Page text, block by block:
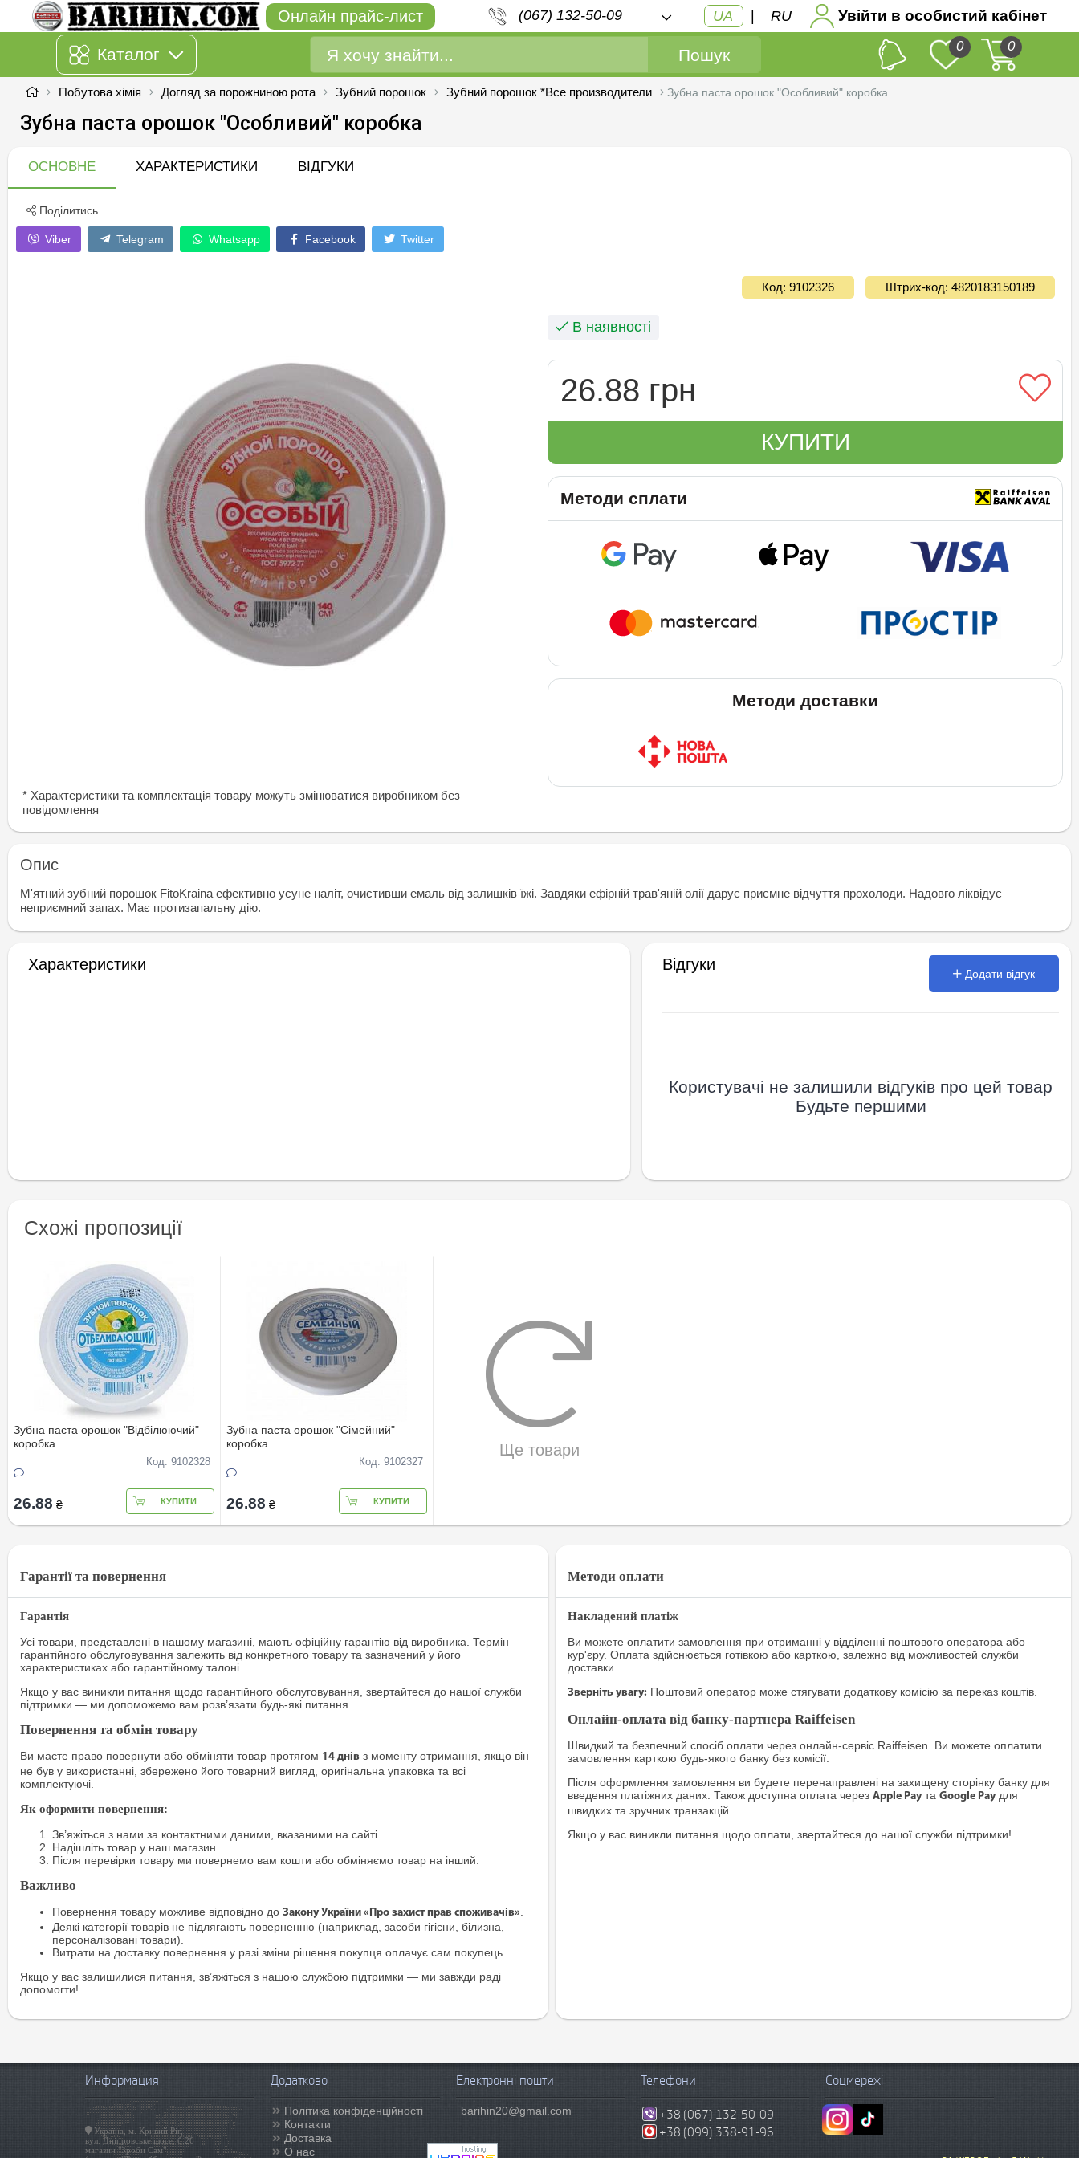
Онлайн прайс-лист (067) 132-50-09 UA | RU Увійти в особистий кабінет
Каталог Пошук 0 0
Побутова хімія Догляд за порожниною рота Зубний порошок Зубний порошок *Все производители Зубна паста орошок "Особливий" коробка
Зубна паста орошок "Особливий" коробка
ОСНОВНЕ ХАРАКТЕРИСТИКИ ВІДГУКИ
Поділитись
Viber Telegram Whatsapp Facebook Twitter
* Характеристики та комплектація товару можуть змінюватися виробником без
повідомлення
Код: 9102326 Штрих-код: 4820183150189
В наявності
26.88 грн
КУПИТИ
Методи сплати
Методи доставки
Опис
М'ятний зубний порошок FitoKraina ефективно усуне наліт, очистивши емаль від залишків їжі. Завдяки ефірній трав'яній олії дарує приємне відчуття прохолоди. Надовго ліквідує
неприємний запах. Має протизапальну дію.
Характеристики Відгуки
Додати відгук
Користувачі не залишили відгуків про цей товар
Будьте першими
Схожі пропозиції
Зубна паста орошок "Відбілюючий"
коробка
Код: 9102328
26.88 ₴ КУПИТИ
Зубна паста орошок "Сімейний"
коробка
Код: 9102327
26.88 ₴ КУПИТИ
Ще товари
Гарантії та повернення
Гарантія
Усі товари, представлені в нашому магазині, мають офіційну гарантію від виробника. Термін
гарантійного обслуговування залежить від конкретного товару та зазначений у його
характеристиках або гарантійному талоні.
Якщо у вас виникли питання щодо гарантійного обслуговування, звертайтеся до нашої служби
підтримки — ми допоможемо вам розв’язати будь-які питання.
Повернення та обмін товару
Ви маєте право повернути або обміняти товар протягом 14 днів з моменту отримання, якщо він
не був у використанні, збережено його товарний вигляд, оригінальна упаковка та всі
комплектуючі.
Як оформити повернення:
Зв’яжіться з нами за контактними даними, вказаними на сайті.
Надішліть товар у наш магазин.
Після перевірки товару ми повернемо вам кошти або обміняємо товар на інший.
Важливо
Повернення товару можливе відповідно до Закону України «Про захист прав споживачів»
Деякі категорії товарів не підлягають поверненню (наприклад, засоби гігієни, білизна,
персоналізовані товари).
Витрати на доставку повернення у разі зміни рішення покупця оплачує сам покупець.
Якщо у вас залишилися питання, зв’яжіться з нашою службою підтримки — ми завжди раді
допомогти!
Методи оплати
Накладений платіж
Ви можете оплатити замовлення при отриманні у відділенні поштового оператора або
кур'єру. Оплата здійснюється готівкою або карткою, залежно від можливостей служби
доставки.
Зверніть увагу: Поштовий оператор може стягувати додаткову комісію за переказ коштів.
Онлайн-оплата від банку-партнера Raiffeisen
Швидкий та безпечний спосіб оплати через онлайн-сервіс Raiffeisen. Ви можете оплатити
замовлення карткою будь-якого банку без комісії.
Після оформлення замовлення ви будете перенаправлені на захищену сторінку банку для
введення платіжних даних. Також доступна оплата черезApple Pay таGoogle Pay для
швидких та зручних транзакцій.
Якщо у вас виникли питання щодо оплати, звертайтеся до нашої служби підтримки!
Информация
Україна, м. Кривий Ріг,
вул. Дніпровське шосе, б.26
магазин "Зроби Сам"
Додатково
Політика конфіденційності
Контакти
Доставка
О нас
Електронні пошти
barihin20@gmail.com
Телефони
+38 (067) 132-50-09
+38 (099) 338-91-96
Соцмережі